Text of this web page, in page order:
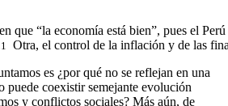
que “la economía está bien”, pues el
1
Otra, el control de la inflación y de las
es ¿por qué no se reflejan en una
puede coexistir semejante evolución
y conflictos sociales? Más aún, de